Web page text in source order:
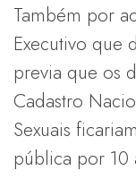
Também por
Executivo que
previa que os
Cadastro
Sexuais
pública por 10